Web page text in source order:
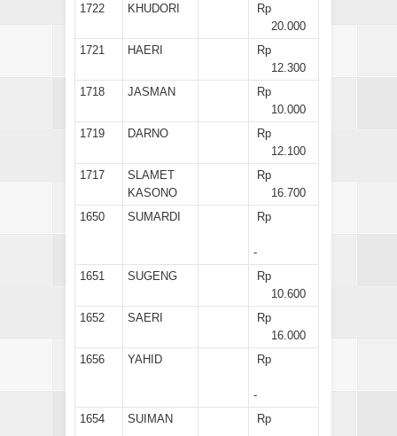
1722
KHUDORI
Rp
20.000
1721
HAERI
Rp
12.300
1718
JASMAN
Rp
10.000
1719
DARNO
Rp
12.100
1717
SLAMET
KASONO
Rp
16.700
1650
SUMARDI Rp
-
1651
SUGENG
Rp
10.600
1652
SAERI
Rp
16.000
1656
YAHID Rp
-
1654
SUIMAN Rp